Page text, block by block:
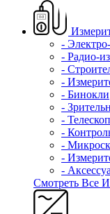
-
- Радио-
-
-
- Бинокли
-
-
-
-
-
-
Смотреть Все